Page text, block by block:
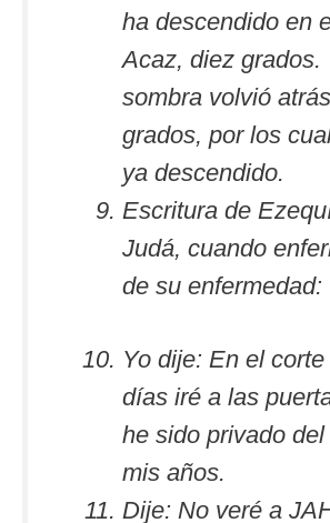
ha descendido en
Acaz, diez grados.
sombra volvió
grados, por los
ya descendido.
Escritura de
Judá, cuando
de su enfermedad:
Yo dije: En el
días iré a las
he sido privado
mis años.
Dije: No veré a